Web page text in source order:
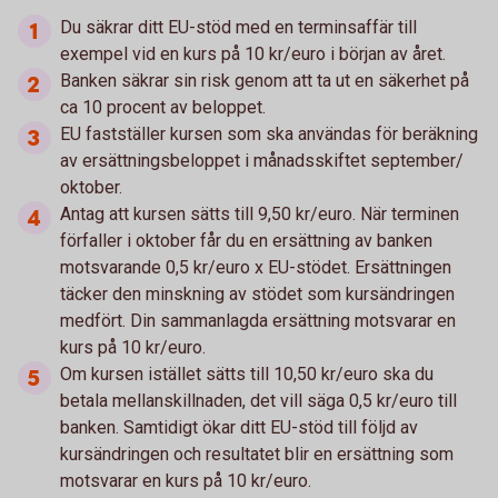
Du säkrar ditt EU-stöd med en terminsaffär till
exempel vid en kurs på 10 kr/euro i början av året.
Banken säkrar sin risk genom att ta ut en säkerhet på
ca 10 procent av beloppet.
EU fastställer kursen som ska användas för beräkning
av ersättningsbeloppet i månadsskiftet september/
oktober.
Antag att kursen sätts till 9,50 kr/euro. När terminen
förfaller i oktober får du en ersättning av banken
motsvarande 0,5 kr/euro x EU-stödet. Ersättningen
täcker den minskning av stödet som kursändringen
medfört. Din sammanlagda ersättning motsvarar en
kurs på 10 kr/euro.
Om kursen istället sätts till 10,50 kr/euro ska du
betala mellanskillnaden, det vill säga 0,5 kr/euro till
banken. Samtidigt ökar ditt EU-stöd till följd av
kursändringen och resultatet blir en ersättning som
motsvarar en kurs på 10 kr/euro.